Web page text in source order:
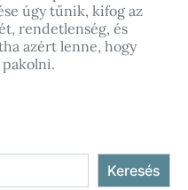
úgy tűnik, kifog az
rendetlenség, és
azért lenne, hogy
pakolni.
Keresés